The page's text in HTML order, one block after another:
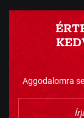
Aggodalomra